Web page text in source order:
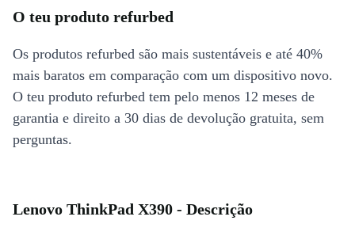
O teu produto refurbed
Os produtos refurbed são mais sustentáveis e até 40%
mais baratos em comparação com um dispositivo novo.
O teu produto refurbed tem pelo menos 12 meses de
garantia e direito a 30 dias de devolução gratuita, sem
perguntas.
Lenovo ThinkPad X390 - Descrição